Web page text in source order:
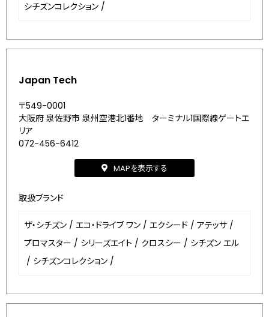
シチズンコレクション /
Japan Tech
〒549-0001
大阪府 泉佐野市 泉州空港北1番地 ターミナル1国際線ゲートエ
リア
072-456-6412
MAPを表示する
取扱ブランド
ザ・シチズン / エコ・ドライブ ワン / エクシード / アテッサ /
プロマスター / シリーズエイト / クロスシー / シチズン エル
/ シチズンコレクション /